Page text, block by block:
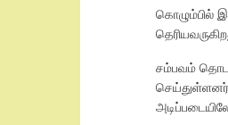
கொழும்பில்
சம்பவம்